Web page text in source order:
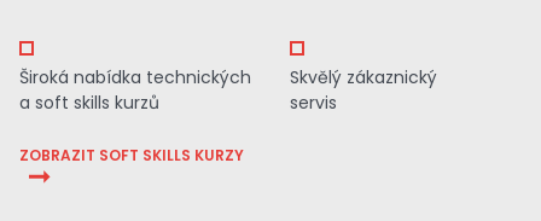
Široká nabídka technických
a soft skills kurzů
ZOBRAZIT SOFT SKILLS KURZY
Skvělý zákaznický
servis